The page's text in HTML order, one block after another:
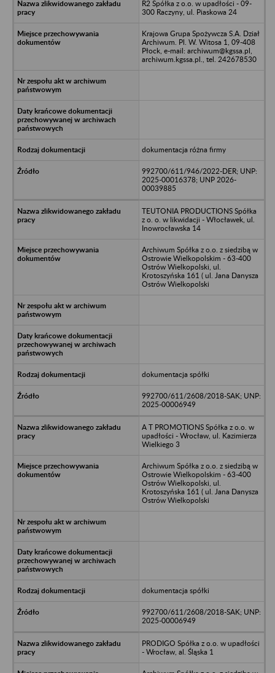
R2 Spółka z o.o. w upadłości - 09-
300 Raczyny, ul. Piaskowa 24
Krajowa Grupa Spożywcza S.A. Dział
Archiwum. Pl. W. Witosa 1, 09-408
Płock, e-mail: archiwum@kgssa.pl,
archiwum.kgssa.pl., tel. 242678530
dokumentacja różna firmy
992700/611/946/2022-DER; UNP:
2025-00016378; UNP 2026-
00039885
TEUTONIA PRODUCTIONS Spółka
z o. o. w likwidacji - Włocławek, ul.
Inowrocławska 14
Archiwum Spółka z o.o. z siedzibą w
Ostrowie Wielkopolskim - 63-400
Ostrów Wielkopolski, ul.
Krotoszyńska 161 ( ul. Jana Danysza
Ostrów Wielkopolski
dokumentacja spółki
992700/611/2608/2018-SAK; UNP:
2025-00006949
A T PROMOTIONS Spółka z o.o. w
upadłości - Wrocław, ul. Kazimierza
Wielkiego 3
Archiwum Spółka z o.o. z siedzibą w
Ostrowie Wielkopolskim - 63-400
Ostrów Wielkopolski, ul.
Krotoszyńska 161 ( ul. Jana Danysza
Ostrów Wielkopolski
dokumentacja spółki
992700/611/2608/2018-SAK; UNP:
2025-00006949
PRODIGO Spółka z o.o. w upadłości
- Wrocław, al. Śląska 1